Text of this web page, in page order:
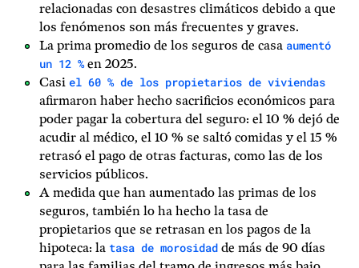
relacionadas con desastres climáticos debido a que
los fenómenos son más frecuentes y graves.
La prima promedio de los seguros de casa aumentó
un 12 % en 2025.
Casi el 60 % de los propietarios de viviendas
afirmaron haber hecho sacrificios económicos para
poder pagar la cobertura del seguro: el 10 % dejó de
acudir al médico, el 10 % se saltó comidas y el 15 %
retrasó el pago de otras facturas, como las de los
servicios públicos.
A medida que han aumentado las primas de los
seguros, también lo ha hecho la tasa de
propietarios que se retrasan en los pagos de la
hipoteca: la tasa de morosidad de más de 90 días